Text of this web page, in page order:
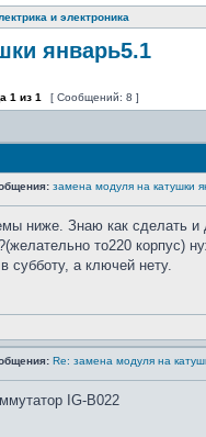
и электроника
январь5.1
1 из 1 [ Сообщений: 8 ]
замена модуля на катушки
ниже. Знаю как сделать и
то220 корпус)
субботу, а ключей нету.
Re: замена модуля на
IG-B022